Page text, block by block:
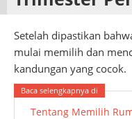
Setelah dipastikan
mulai memilih dan
kandungan yang cocok.
Tentang Memilih